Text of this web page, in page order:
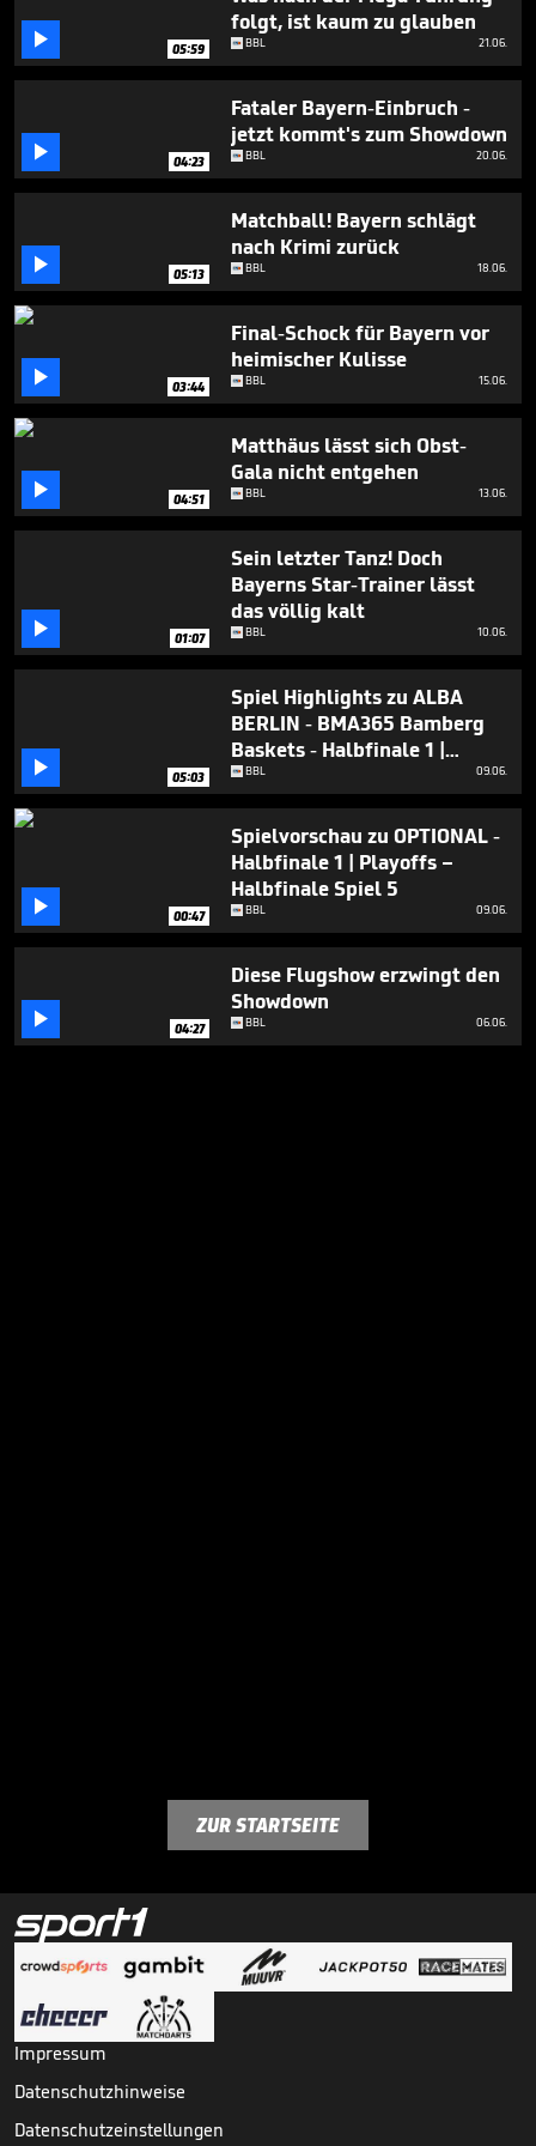
minutes,
seconds
 05:59
folgt, ist kaum zu glauben
BBL 21.06.
 04:23
Fataler Bayern-Einbruch -
jetzt kommt's zum Showdown
BBL 20.06.
 05:13
Matchball! Bayern schlägt
nach Krimi zurück
BBL 18.06.
 03:44
Final-Schock für Bayern vor
heimischer Kulisse
BBL 15.06.
 04:51
Matthäus lässt sich Obst-
Gala nicht entgehen
BBL 13.06.
 01:07
Sein letzter Tanz! Doch
Bayerns Star-Trainer lässt
das völlig kalt
BBL 10.06.
 05:03
Spiel Highlights zu ALBA
BERLIN - BMA365 Bamberg
Baskets - Halbfinale 1 |
Playoffs – Halbfinale Spiel 5
BBL 09.06.
 00:47
Spielvorschau zu OPTIONAL -
Halbfinale 1 | Playoffs –
Halbfinale Spiel 5
BBL 09.06.
 04:27
Diese Flugshow erzwingt den
Showdown
BBL 06.06.
ZUR STARTSEITE
Impressum
Datenschutzhinweise
Datenschutzeinstellungen